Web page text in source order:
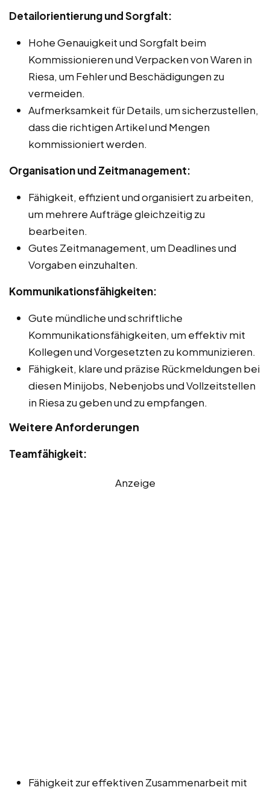
Detailorientierung und Sorgfalt:
Hohe Genauigkeit und Sorgfalt beim
Kommissionieren und Verpacken von Waren in
Riesa, um Fehler und Beschädigungen zu
vermeiden.
Aufmerksamkeit für Details, um sicherzustellen,
dass die richtigen Artikel und Mengen
kommissioniert werden.
Organisation und Zeitmanagement:
Fähigkeit, effizient und organisiert zu arbeiten,
um mehrere Aufträge gleichzeitig zu
bearbeiten.
Gutes Zeitmanagement, um Deadlines und
Vorgaben einzuhalten.
Kommunikationsfähigkeiten:
Gute mündliche und schriftliche
Kommunikationsfähigkeiten, um effektiv mit
Kollegen und Vorgesetzten zu kommunizieren.
Fähigkeit, klare und präzise Rückmeldungen bei
diesen Minijobs, Nebenjobs und Vollzeitstellen
in Riesa zu geben und zu empfangen.
Weitere Anforderungen
Teamfähigkeit:
Anzeige
Fähigkeit zur effektiven Zusammenarbeit mit